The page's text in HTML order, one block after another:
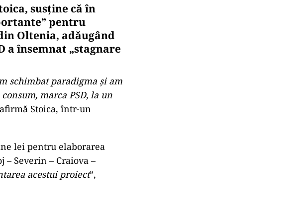
susţine că în
pentru
Oltenia, adăugând
a însemnat „stagnare
schimbat paradigma şi am
marca PSD, la un
Stoica, într-un
lei pentru elaborarea
Severin – Craiova –
acestui proiect”,